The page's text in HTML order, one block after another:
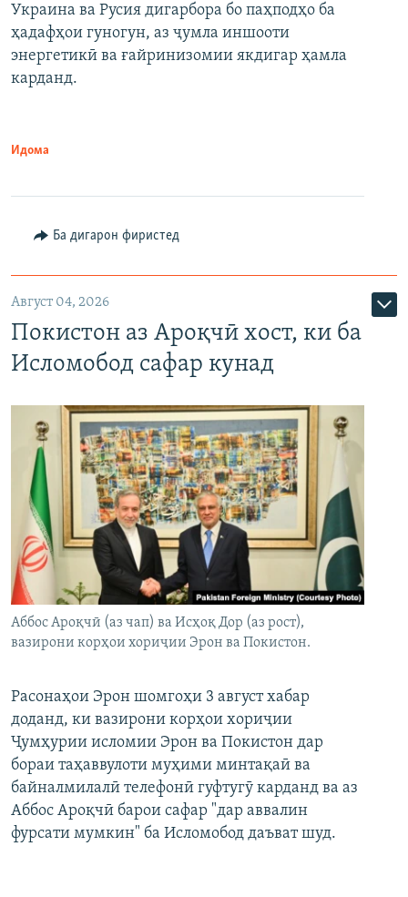
Украина ва Русия дигарбора бо паҳподҳо ба
ҳадафҳои гуногун, аз ҷумла иншооти
энергетикӣ ва ғайринизомии якдигар ҳамла
карданд.
Идома
Ба дигарон фиристед
Август 04, 2026
Покистон аз Ароқчӣ хост, ки ба
Исломобод сафар кунад
Аббос Ароқчӣ (аз чап) ва Исҳоқ Дор (аз рост),
вазирони корҳои хориҷии Эрон ва Покистон.
Расонаҳои Эрон шомгоҳи 3 август хабар
доданд, ки вазирони корҳои хориҷии
Ҷумҳурии исломии Эрон ва Покистон дар
бораи таҳаввулоти муҳими минтақаӣ ва
байналмилалӣ телефонӣ гуфтугӯ карданд ва аз
Аббос Ароқчӣ барои сафар "дар аввалин
фурсати мумкин" ба Исломобод даъват шуд.